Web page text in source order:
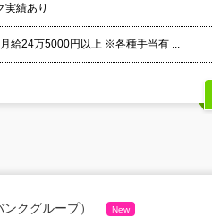
実績あり
給24万5000円以上 ※各種手当有 ...
クグループ） New